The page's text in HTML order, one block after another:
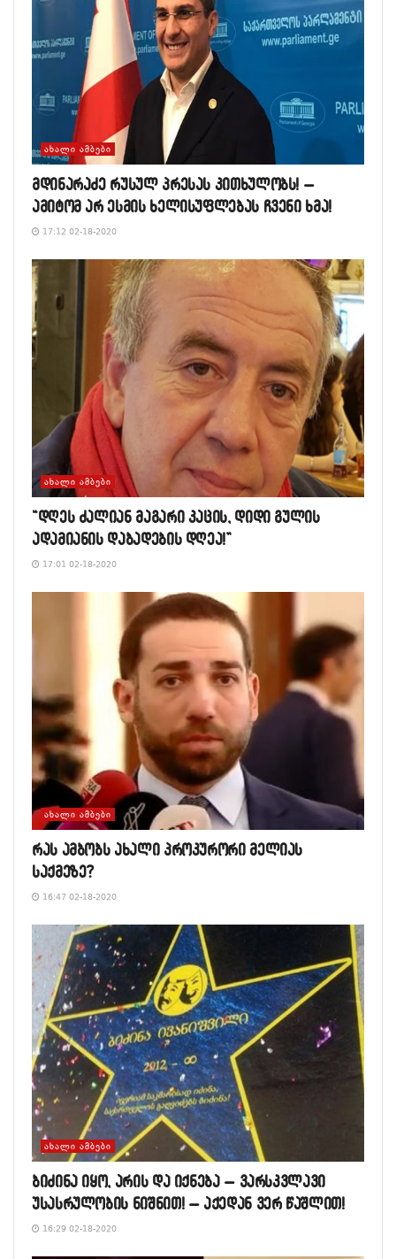
ᲐᲮᲐᲚᲘ ᲐᲛᲑᲔᲑᲘ
მდინარაძე რუსულ პრესას კითხულობს! –
ამიტომ არ ესმის ხელისუფლებას ჩვენი ხმა!
17:12 02-18-2020
ᲐᲮᲐᲚᲘ ᲐᲛᲑᲔᲑᲘ
“დღეს ძალიან მაგარი კაცის, დიდი გულის
ადამიანის დაბადების დღეა!”
17:01 02-18-2020
ᲐᲮᲐᲚᲘ ᲐᲛᲑᲔᲑᲘ
რას ამბობს ახალი პროკურორი მელიას
საქმეზე?
16:47 02-18-2020
ᲐᲮᲐᲚᲘ ᲐᲛᲑᲔᲑᲘ
ბიძინა იყო, არის და იქნება – ვარსკვლავი
უსასრულობის ნიშნით! – აქედან ვერ წაშლით!
16:29 02-18-2020